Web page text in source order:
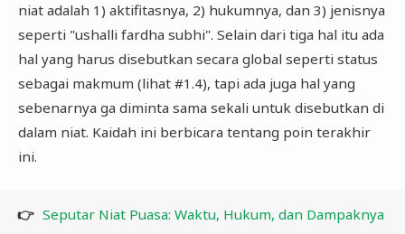
niat adalah 1) aktifitasnya, 2) hukumnya, dan 3) jenisnya
seperti "ushalli fardha subhi". Selain dari tiga hal itu ada
hal yang harus disebutkan secara global seperti status
sebagai makmum (lihat #1.4), tapi ada juga hal yang
sebenarnya ga diminta sama sekali untuk disebutkan di
dalam niat. Kaidah ini berbicara tentang poin terakhir
ini.
👉 Seputar Niat Puasa: Waktu, Hukum, dan Dampaknya